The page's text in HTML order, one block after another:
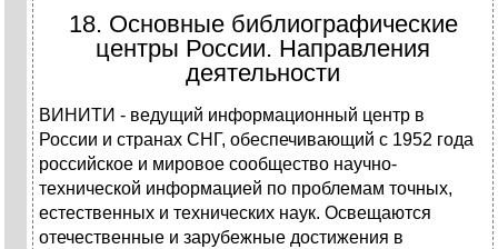
18. Основные библиографические
центры России. Направления
деятельности
ВИНИТИ - ведущий информационный центр в
России и странах СНГ, обеспечивающий с 1952 года
российское и мировое сообщество научно-
технической информацией по проблемам точных,
естественных и технических наук. Освещаются
отечественные и зарубежные достижения в